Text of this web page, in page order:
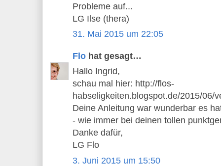
Probleme auf...
LG Ilse (thera)
31. Mai 2015 um 22:05
Flo hat gesagt…
Hallo Ingrid,
schau mal hier: http://flos-
habseligkeiten.blogspot.de/2015/06/
Deine Anleitung war wunderbar es
- wie immer bei deinen tollen
Danke dafür,
LG Flo
3. Juni 2015 um 15:50